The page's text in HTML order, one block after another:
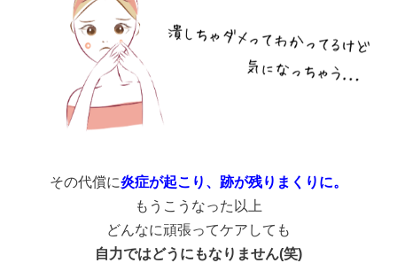
その代償に炎症が起こり、跡が残りまくりに。
もうこうなった以上
どんなに頑張ってケアしても
自力ではどうにもなりません(笑)